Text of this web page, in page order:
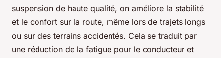
suspension de haute qualité, on améliore la stabilité
et le confort sur la route, même lors de trajets longs
ou sur des terrains accidentés. Cela se traduit par
une réduction de la fatigue pour le conducteur et